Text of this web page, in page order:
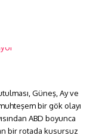
Güneş, Ay ve
bir gök olayı
ABD boyunca
bir rotada kusursuz